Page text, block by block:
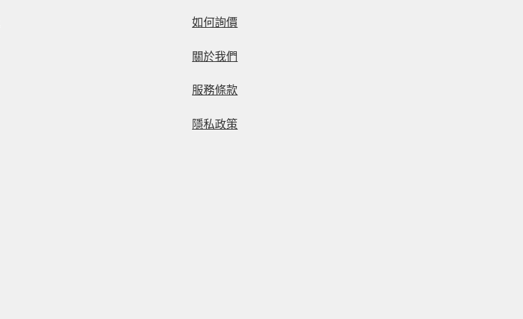
如何詢價
關於我們
服務條款
隱私政策